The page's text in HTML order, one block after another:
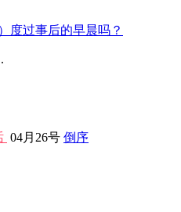
度过事后的早晨吗？
04月26号 倒序